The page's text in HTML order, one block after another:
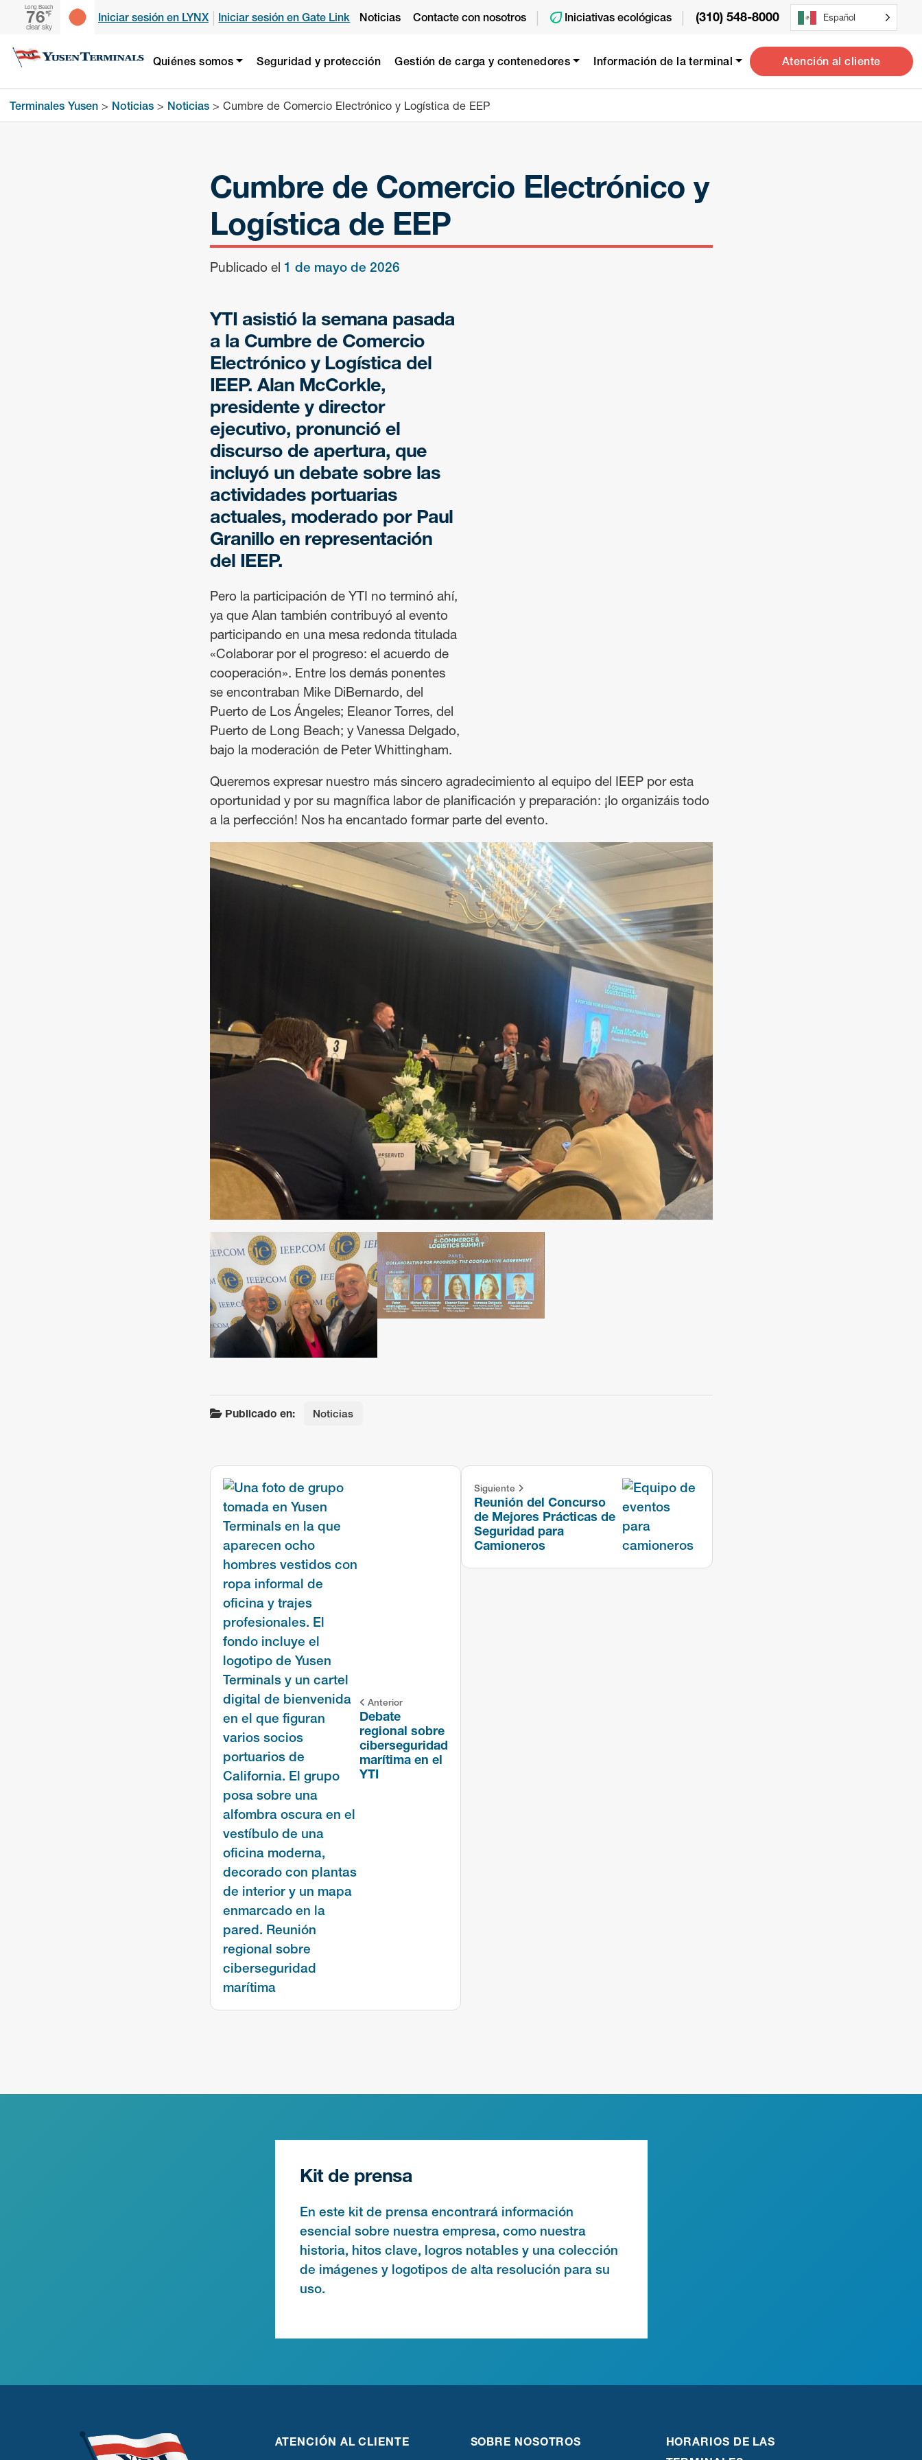
Long Beach
76℉
clear sky
Iniciar sesión en LYNX | Iniciar sesión en Gate Link Noticias Contacte con nosotros | Iniciativas ecológicas | (310) 548-8000 Español
Quiénes somos Seguridad y protección Gestión de carga y contenedores Información de la terminal Atención al cliente
Terminales Yusen> Noticias> Noticias> Cumbre de Comercio Electrónico y Logística de EEP
Cumbre de Comercio Electrónico y
Logística de EEP
Publicado el 1 de mayo de 2026
YTI asistió la semana pasada
a la Cumbre de Comercio
Electrónico y Logística del
IEEP. Alan McCorkle,
presidente y director
ejecutivo, pronunció el
discurso de apertura, que
incluyó un debate sobre las
actividades portuarias
actuales, moderado por Paul
Granillo en representación
del IEEP.
Pero la participación de YTI no terminó ahí,
ya que Alan también contribuyó al evento
participando en una mesa redonda titulada
«Colaborar por el progreso: el acuerdo de
cooperación». Entre los demás ponentes
se encontraban Mike DiBernardo, del
Puerto de Los Ángeles; Eleanor Torres, del
Puerto de Long Beach; y Vanessa Delgado,
bajo la moderación de Peter Whittingham.
Queremos expresar nuestro más sincero agradecimiento al equipo del IEEP por esta
oportunidad y por su magnífica labor de planificación y preparación: ¡lo organizáis todo
a la perfección! Nos ha encantado formar parte del evento.
Publicado en: Noticias
Anterior
Debate
regional sobre
ciberseguridad
marítima en el
YTI
Siguiente
Reunión del Concurso
de Mejores Prácticas de
Seguridad para
Camioneros
Kit de prensa
En este kit de prensa encontrará información
esencial sobre nuestra empresa, como nuestra
historia, hitos clave, logros notables y una colección
de imágenes y logotipos de alta resolución para su
uso.
ATENCIÓN AL CLIENTE SOBRE NOSOTROS
HORARIOS DE LAS
Sign up for updates!
Get news from Yusen Terminals in your inbox.
Email
By submitting this form, you are consenting to receive Marketing and Company Announcements from: Yusen
Sign up!